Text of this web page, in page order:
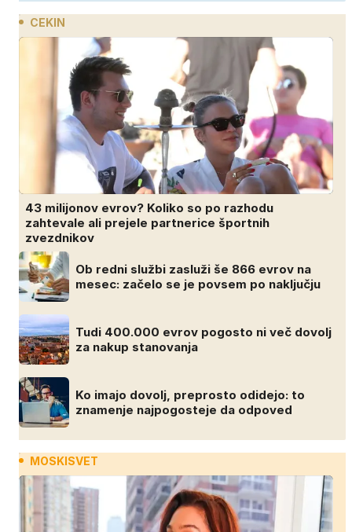
CEKIN
43 milijonov evrov? Koliko so po razhodu
zahtevale ali prejele partnerice športnih
zvezdnikov
Ob redni službi zasluži še 866 evrov na
mesec: začelo se je povsem po naključju
Tudi 400.000 evrov pogosto ni več dovolj
za nakup stanovanja
Ko imajo dovolj, preprosto odidejo: to
znamenje najpogosteje da odpoved
MOSKISVET